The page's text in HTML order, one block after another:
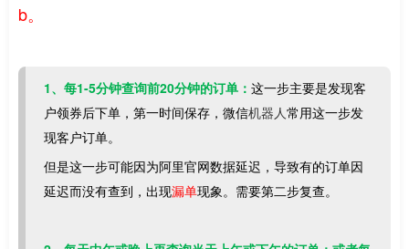
b。
1、每1-5分钟查询前20分钟的订单： 这一步主要是发现客
户领券后下单，第一时间保存，微信机器人常用这一步发
现客户订单。
但是这一步可能因为阿里官网数据延迟，导致有的订单因
延迟而没有查到，出现漏单现象。需要第二步复查。